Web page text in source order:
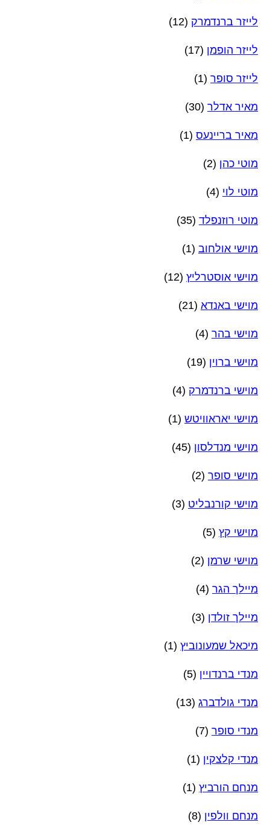
לייזר ברנדמרק (12)
לייזר הופמן (17)
לייזר סופר (1)
מאיר אדלר (30)
מאיר בריינעס (1)
מוטי כהן (2)
מוטי לוי (4)
מוטי רוזנפלד (35)
מוישי אולחוב (1)
מוישי אוסטרליץ (12)
מוישי באנדא (21)
מוישי בהר (4)
מוישי ברוין (19)
מוישי ברנדמרק (4)
מוישי יאראוויטש (1)
מוישי מנדלסון (45)
מוישי סופר (2)
מוישי קורנבליט (3)
מוישי קץ (5)
מוישי שרמן (2)
מיילך הגר (4)
מיילך זולדן (3)
מיכאל שמעונוביץ (1)
מנדי ברנדויין (5)
מנדי גולדברג (13)
מנדי סופר (7)
מנדי קלצקין (1)
מנחם הורביץ (1)
מנחם וולפין (8)